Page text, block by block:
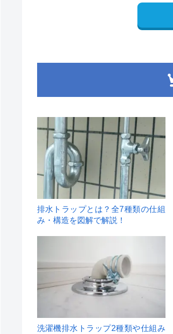
1
排水トラップとは？全7種類の仕組
み・構造を図解で解説！
洗濯機排水トラップ2種類や仕組み